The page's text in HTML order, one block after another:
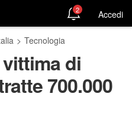
2 Accedi
> Tecnologia
di
700.000